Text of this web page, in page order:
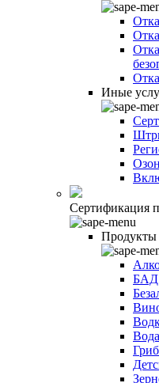
Иные
Сертификация
Продукты
БАД
Вода